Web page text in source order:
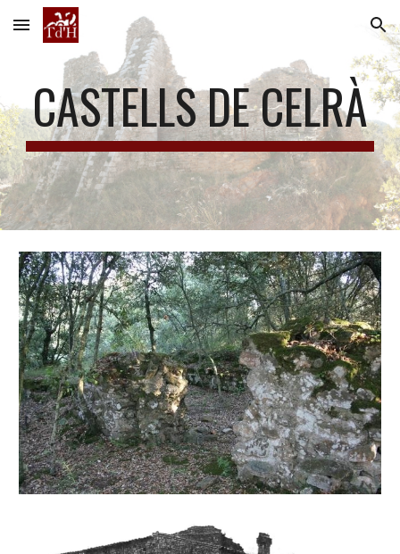
Skip to main content Skip to navigation
CASTELLS DE CELRÀ